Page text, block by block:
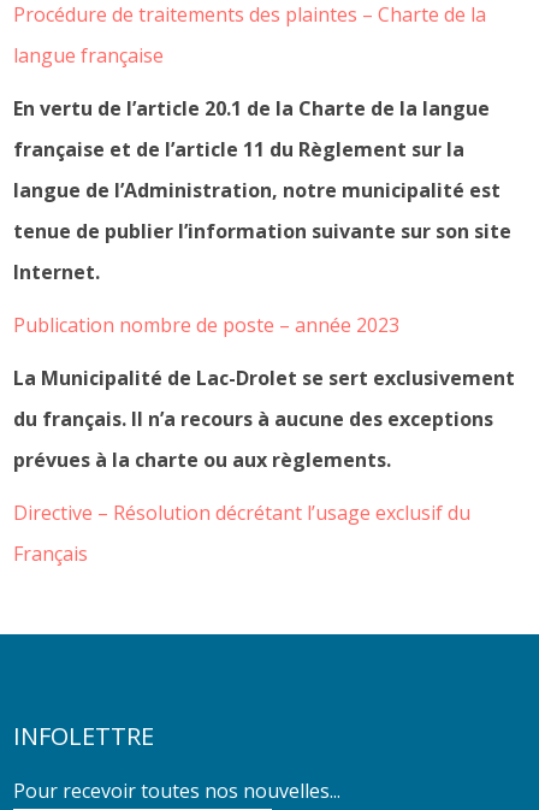
Procédure de traitements des plaintes – Charte de la
langue française
En vertu de l’article 20.1 de la Charte de la langue
française et de l’article 11 du Règlement sur la
langue de l’Administration, notre municipalité est
tenue de publier l’information suivante sur son site
Internet.
Publication nombre de poste – année 2023
La Municipalité de Lac-Drolet se sert exclusivement
du français. Il n’a recours à aucune des exceptions
prévues à la charte ou aux règlements.
Directive – Résolution décrétant l’usage exclusif du
Français
INFOLETTRE
Pour recevoir toutes nos nouvelles...